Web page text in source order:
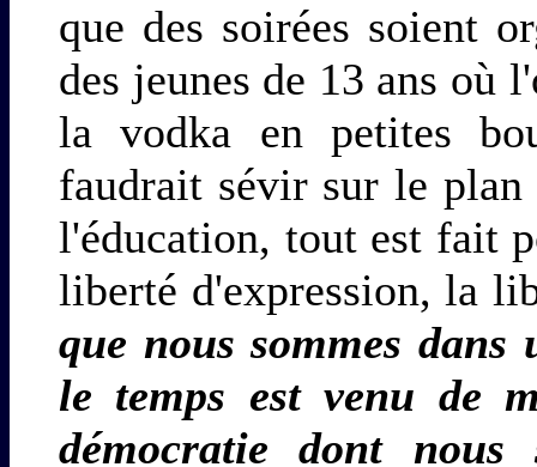
que des soirées soient
des jeunes de 13 ans où
la vodka en petites
faudrait sévir sur le
l'éducation, tout est fait
liberté d'expression, la
que nous sommes
le temps est venu de
démocratie dont